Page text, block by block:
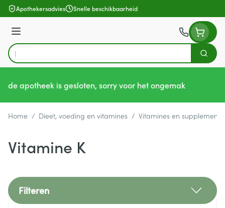
Ga naar de inhoud
Apothekersadvies Snelle beschikbaarheid
Menu
Product, merk, categorie...
Zoek
de apotheek is gesloten, sorry voor het ongemak
Home / Dieet, voeding en vitamines / Vitamines en
Vitamine K
Filteren